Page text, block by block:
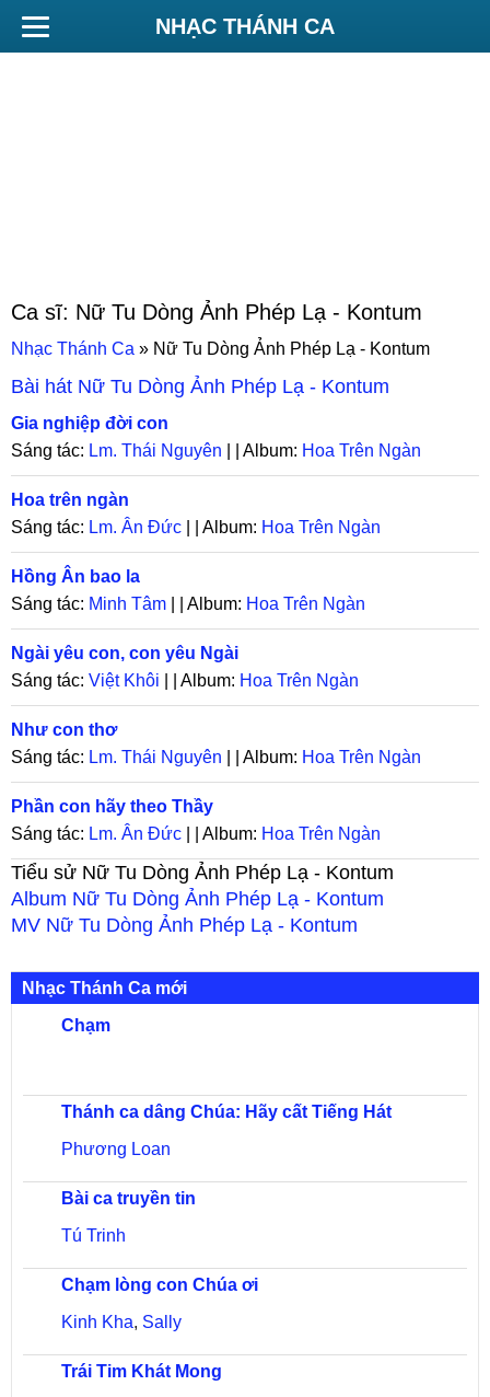
NHẠC THÁNH CA
Ca sĩ: Nữ Tu Dòng Ảnh Phép Lạ - Kontum
Nhạc Thánh Ca » Nữ Tu Dòng Ảnh Phép Lạ - Kontum
Bài hát Nữ Tu Dòng Ảnh Phép Lạ - Kontum
Gia nghiệp đời con
Sáng tác: Lm. Thái Nguyên | | Album: Hoa Trên Ngàn
Hoa trên ngàn
Sáng tác: Lm. Ân Đức | | Album: Hoa Trên Ngàn
Hồng Ân bao la
Sáng tác: Minh Tâm | | Album: Hoa Trên Ngàn
Ngài yêu con, con yêu Ngài
Sáng tác: Việt Khôi | | Album: Hoa Trên Ngàn
Như con thơ
Sáng tác: Lm. Thái Nguyên | | Album: Hoa Trên Ngàn
Phần con hãy theo Thầy
Sáng tác: Lm. Ân Đức | | Album: Hoa Trên Ngàn
Tiểu sử Nữ Tu Dòng Ảnh Phép Lạ - Kontum
Album Nữ Tu Dòng Ảnh Phép Lạ - Kontum
MV Nữ Tu Dòng Ảnh Phép Lạ - Kontum
Nhạc Thánh Ca mới
Chạm
Thánh ca dâng Chúa: Hãy cất Tiếng Hát
Phương Loan
Bài ca truyền tin
Tú Trinh
Chạm lòng con Chúa ơi
Kinh Kha, Sally
Trái Tim Khát Mong